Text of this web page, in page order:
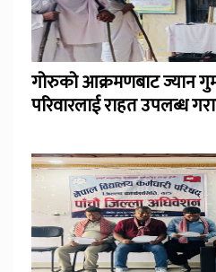
गोरुको आक्रमणबाट ज्यान
परिवारलाई राहत उपलब्ध